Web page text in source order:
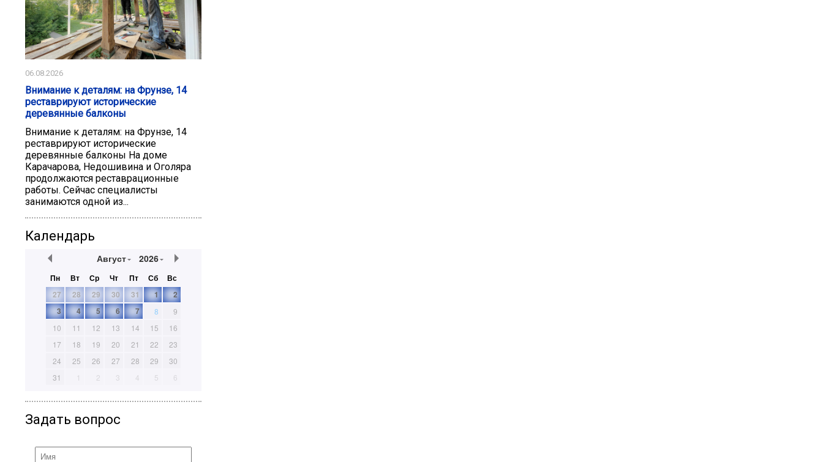
06.08.2026
Внимание к деталям: на Фрунзе, 14
реставрируют исторические
деревянные балконы
Внимание к деталям: на Фрунзе, 14
реставрируют исторические
деревянные балконы На доме
Карачарова, Недошивина и Оголяра
продолжаются реставрационные
работы. Сейчас специалисты
занимаются одной из...
Календарь
Август 2026
Пн Вт Ср Чт Пт Сб
Вс
27
28 29 30 31 1
2
3
4 5 6 7 8
9
10
11 12 13 14 15
16
17
18 19 20 21 22
23
24
25 26 27 28 29
30
31
1 2 3 4 5 6
Задать вопрос